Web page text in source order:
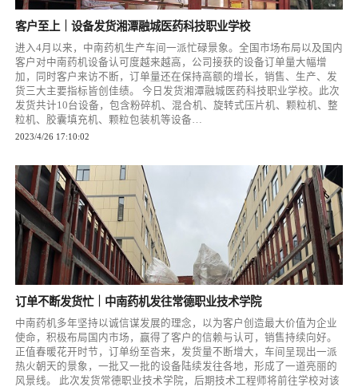
客户至上｜设备发货湘潭融城医药科技职业学校
进入4月以来，中南药机生产车间一派忙碌景象。全国市场布局以及国内
客户对中南药机设备认可度越来越高，公司接获的设备订单量大幅增
加，同时客户来访不断，订单量还在保持高额的增长，销售、生产、发
货三大主要指标皆创佳绩。 今日发货湘潭融城医药科技职业学校。此次
发货共计10台设备，包含粉碎机、混合机、旋转式压片机、颗粒机、整
粒机、胶囊填充机、颗粒包装机等设备…
2023/4/26 17:10:02
订单不断发货忙｜中南药机发往常德职业技术学院
中南药机多年坚持以诚信谋发展的理念，以为客户创造最大价值为企业
使命，积极布局国内市场，赢得了客户的信赖与认可，销售持续向好。
正值春暖花开时节，订单纷至沓来，发货量不断增大，车间呈现出一派
热火朝天的景象，一批又一批的设备陆续发往各地，形成了一道亮丽的
风景线。 此次发货常德职业技术学院，后期技术工程师将前往学校对该